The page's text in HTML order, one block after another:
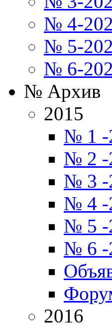
№ 4-
№ 5-
№ 6-
№ Архив
2015
№ 1 -
№ 2 -
№ 3 -
№ 4 -
№ 5 -
№ 6 -
2016